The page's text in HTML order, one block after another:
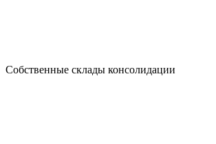
Собственные склады консолидации